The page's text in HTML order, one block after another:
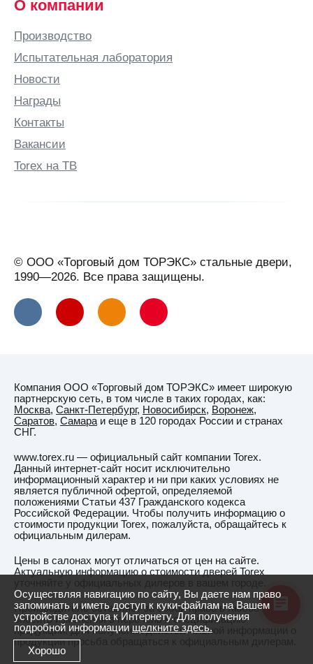
Бугуруслан
Буденновск
Бузулук
Бутурлино
В
Валдай
Великие
Луки
Верхняя
Видное
Владивосток
Владикавказ
Владимирская
область
ВНИИССОК
Водный
Волгоград
Волгодонск
Волковыск
Вологда
Волоколамск
О компании
Производство
Испытательная лаборатория
Новости
Награды
Контакты
Вакансии
Torex на ТВ
© ООО «Торговый дом ТОРЭКС» стальные двери,
1990—2026. Все права защищены.
Компания ООО «Торговый дом ТОРЭКС» имеет широкую
партнерскую сеть, в том числе в таких городах, как:
Москва, Санкт-Петербург, Новосибирск, Воронеж,
Саратов, Самара и еще в 120 городах России и странах
СНГ.
www.torex.ru — официальный сайт компании Torex.
Данный интернет-сайт носит исключительно
информационный характер и ни при каких условиях не
является публичной офертой, определяемой
положениями Статьи 437 Гражданского кодекса
Российской Федерации. Чтобы получить информацию о
стоимости продукции Torex, пожалуйста, обращайтесь к
официальным дилерам.
Цены в салонах могут отличаться от цен на сайте.
Актуальную информацию о стоимости дверей Torex
Производитель оставляет за собой право в любое время
вносить изменения в перечень и спецификацию
продукции. Для получения действительной информации о
продукции просьба обращаться к официальным дилерам.
Осуществляя навигацию по сайту, Вы даете нам право
запоминать и иметь доступ к куки-файлам на Вашем
устройстве доступа к Интернету. Для получения
подробной информации щелкните здесь.
Хорошо